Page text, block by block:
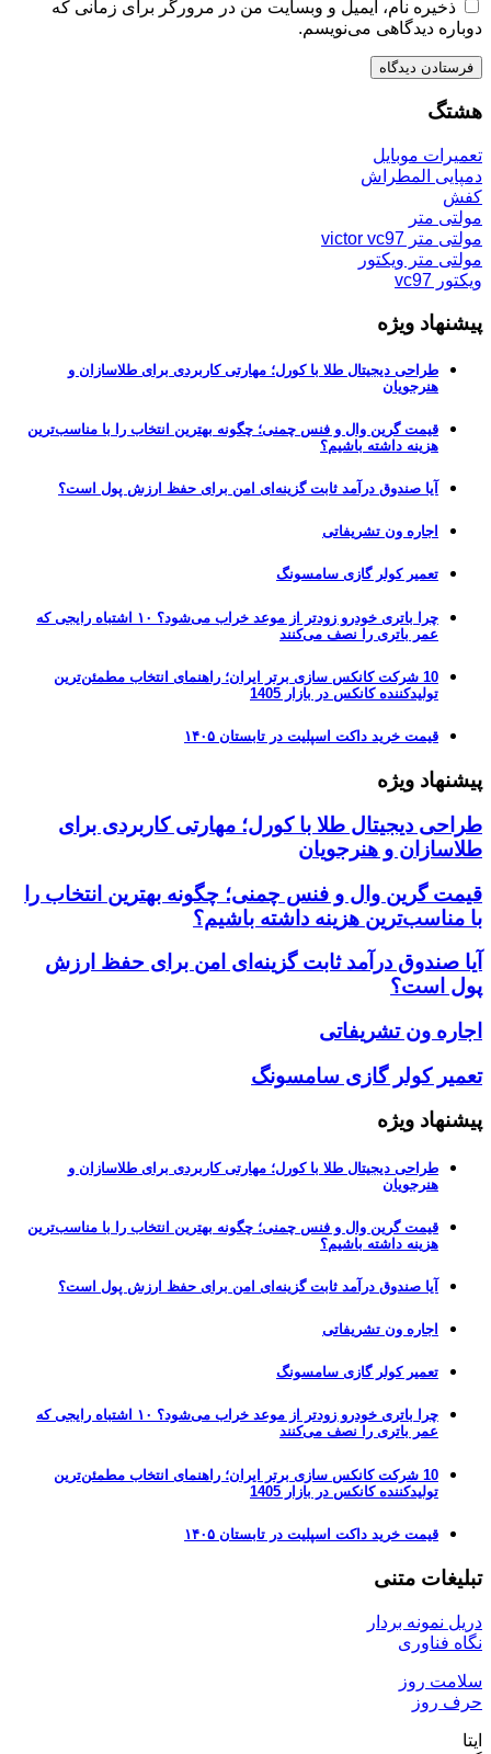
ذخیره نام، ایمیل و وبسایت من در مرورگر برای زمانی که
دوباره دیدگاهی می‌نویسم.
هشتگ
تعمیرات موبایل
دمپایی المطراش
کفش
مولتی متر
مولتی متر victor vc97
مولتی متر ویکتور
ویکتور vc97
پیشنهاد ویژه
طراحی دیجیتال طلا با کورل؛ مهارتی کاربردی برای طلاسازان و
هنرجویان
قیمت گرین وال و فنس چمنی؛ چگونه بهترین انتخاب را با مناسب‌ترین
هزینه داشته باشیم؟
آیا صندوق درآمد ثابت گزینه‌ای امن برای حفظ ارزش پول است؟
اجاره ون تشریفاتی
تعمیر کولر گازی سامسونگ
چرا باتری خودرو زودتر از موعد خراب می‌شود؟ ۱۰ اشتباه رایجی که
عمر باتری را نصف می‌کنند
10 شرکت کانکس سازی برتر ایران؛ راهنمای انتخاب مطمئن‌ترین
تولیدکننده کانکس در بازار 1405
قیمت خرید داکت اسپلیت در تابستان ۱۴۰۵
پیشنهاد ویژه
طراحی دیجیتال طلا با کورل؛ مهارتی کاربردی برای
طلاسازان و هنرجویان
قیمت گرین وال و فنس چمنی؛ چگونه بهترین انتخاب را
با مناسب‌ترین هزینه داشته باشیم؟
آیا صندوق درآمد ثابت گزینه‌ای امن برای حفظ ارزش
پول است؟
اجاره ون تشریفاتی
تعمیر کولر گازی سامسونگ
پیشنهاد ویژه
طراحی دیجیتال طلا با کورل؛ مهارتی کاربردی برای طلاسازان و
هنرجویان
قیمت گرین وال و فنس چمنی؛ چگونه بهترین انتخاب را با مناسب‌ترین
هزینه داشته باشیم؟
آیا صندوق درآمد ثابت گزینه‌ای امن برای حفظ ارزش پول است؟
اجاره ون تشریفاتی
تعمیر کولر گازی سامسونگ
چرا باتری خودرو زودتر از موعد خراب می‌شود؟ ۱۰ اشتباه رایجی که
عمر باتری را نصف می‌کنند
10 شرکت کانکس سازی برتر ایران؛ راهنمای انتخاب مطمئن‌ترین
تولیدکننده کانکس در بازار 1405
قیمت خرید داکت اسپلیت در تابستان ۱۴۰۵
تبلیغات متنی
دریل نمونه بردار
نگاه فناوری
سلامت روز
حرف روز
ایتا